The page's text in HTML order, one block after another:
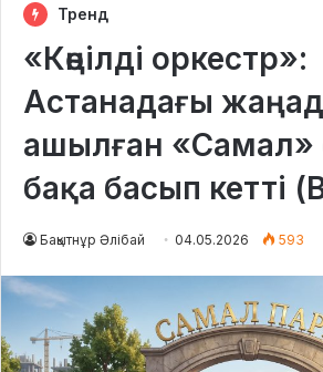
Тренд
«Көңілді оркестр»:
Астанадағы
ашылған «Самал»
бақа басып кетті
Бақытнұр Әлібай 04.05.2026 593